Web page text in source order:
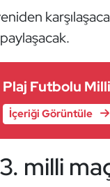
Plaj Futbolu Milli
İçeriği Görüntüle
milli